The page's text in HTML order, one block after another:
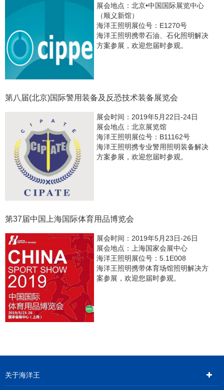
展会地点：北京•中国国际展览中心
（顺义新馆）
海洋王照明展位号：E1270号
海洋王照明携带石油、石化照明解决
方案参展，欢迎您届时参观。
第八届(北京)国际警用装备及反恐技术装备展览会
展会时间：2019年5月22日-24日
展会地点：北京展览馆
海洋王照明展位号：B11162号
海洋王照明携专业警用照明装备解决
方案参展，欢迎您届时参观。
第37届中国上海国际体育用品博览会
展会时间：2019年5月23日-26日
展会地点：上海国家会展中心
海洋王照明展位号：5.1E008
海洋王照明携带体育场馆照明解决方
案参展，欢迎您届时参观。
关于海洋王